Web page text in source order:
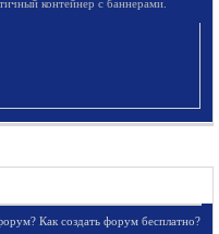
контейнер с баннерами.